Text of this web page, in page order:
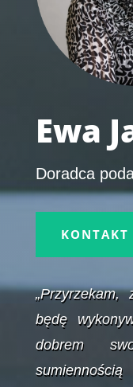
Ewa
Doradca
KONTAKT
będę
dobrem